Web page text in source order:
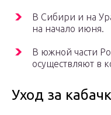
В Сибири и на
на начало июня.
В южной части
осуществляют в
Уход за